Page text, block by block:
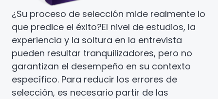
¿Su proceso de selección mide realmente lo
que predice el éxito?El nivel de estudios, la
experiencia y la soltura en la entrevista
pueden resultar tranquilizadores, pero no
garantizan el desempeño en su contexto
específico. Para reducir los errores de
selección, es necesario partir de las